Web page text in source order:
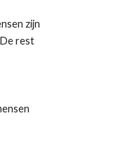
zijn
rest